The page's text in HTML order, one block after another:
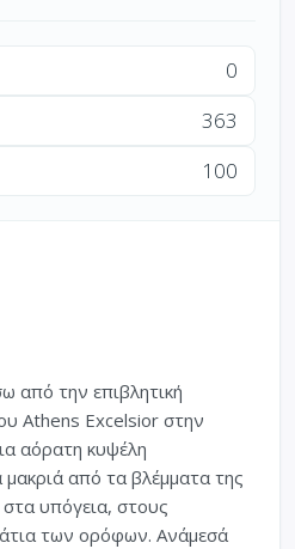
0
363
100
από την επιβλητική
Athens Excelsior στην
αόρατη κυψέλη
από τα βλέμματα της
υπόγεια, στους
των ορόφων. Ανάμεσά